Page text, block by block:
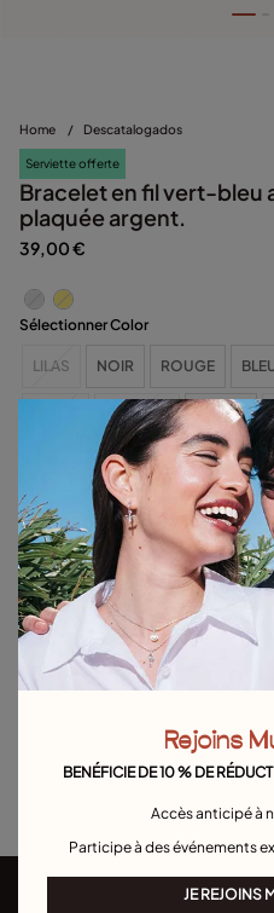
Home / Descatalogados
Serviette offerte
Bracelet en fil vert-bleu
plaquée argent.
39,00 €
Sélectionner Color
LILAS NOIR ROUGE
ORANGE MAUVE
VERT LIME VERT OLIVE
Serviette offerte à partir de 120 €
épuisement des stocks.
Plus
Article en rupture de
Retours et livraisonsRejoins
BENÉFICIE DE 10 % DE
Accès anticipé à
Participe à des événements
JE REJOINS